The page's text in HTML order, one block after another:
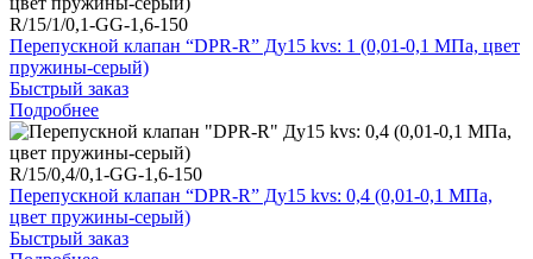
R/15/1/0,1-GG-1,6-150
Перепускной клапан “DPR-R” Ду15 kvs: 1 (0,01-0,1 МПа, цвет
пружины-серый)
Быстрый заказ
Подробнее
R/15/0,4/0,1-GG-1,6-150
Перепускной клапан “DPR-R” Ду15 kvs: 0,4 (0,01-0,1 МПа,
цвет пружины-серый)
Быстрый заказ